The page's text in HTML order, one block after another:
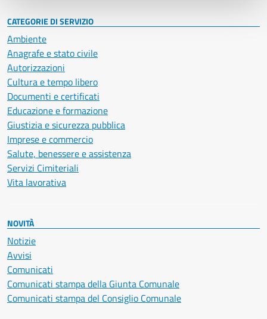
CATEGORIE DI SERVIZIO
Ambiente
Anagrafe e stato civile
Autorizzazioni
Cultura e tempo libero
Documenti e certificati
Educazione e formazione
Giustizia e sicurezza pubblica
Imprese e commercio
Salute, benessere e assistenza
Servizi Cimiteriali
Vita lavorativa
NOVITÀ
Notizie
Avvisi
Comunicati
Comunicati stampa della Giunta Comunale
Comunicati stampa del Consiglio Comunale